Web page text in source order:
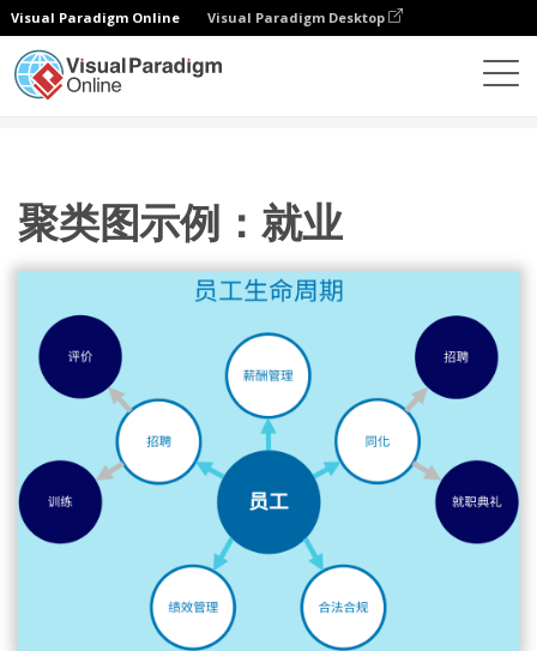
Visual Paradigm Online Visual Paradigm Desktop
聚类图示例：就业